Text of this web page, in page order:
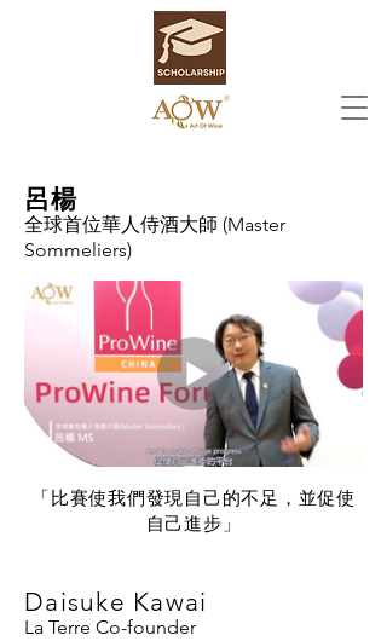
呂楊
全球首位華人侍酒大師 (Master
Sommeliers)
「比賽使我們發現自己的不足，並促使
自己進步」
Daisuke Kawai
La Terre Co-founder